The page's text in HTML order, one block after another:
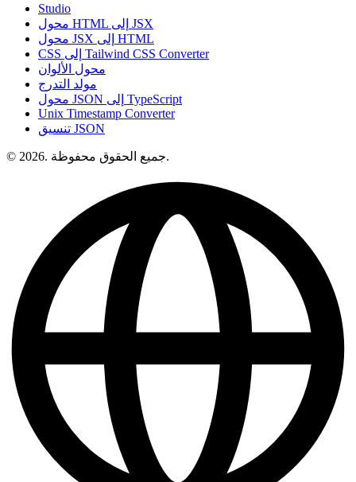
Studio
محول HTML إلى JSX
محول JSX إلى HTML
CSS إلى Tailwind CSS Converter
محول الألوان
مولد التدرج
محول JSON إلى TypeScript
Unix Timestamp Converter
تنسيق JSON
© 2026. جميع الحقوق محفوظة.